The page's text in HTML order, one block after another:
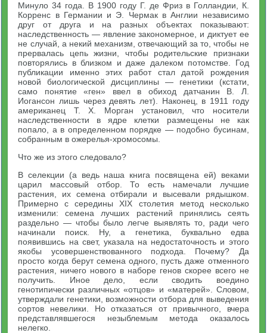
Минуло 34 года. В 1900 году Г. де Фриз в Голландии, К.
Корренс в Германии и Э. Чермак в Англии независимо
друг от друга и на разных объектах показывают:
наследственность — явление закономерное, и диктует ее
не случай, а некий механизм, отвечающий за то, чтобы не
прервалась цепь жизни, чтобы родительские признаки
повторялись в близком и даже далеком потомстве. Год
публикации именно этих работ стал датой рождения
новой биологической дисциплины — генетики (кстати,
само понятие «ген» ввел в обиход датчанин В. Л.
Иогансон лишь через девять лет). Наконец, в 1911 году
американец Т. X. Морган установил, что носители
наследственности в ядре клетки размещены не как
попало, а в определенном порядке — подобно бусинам,
собранным в ожерелья-хромосомы.
Что же из этого следовало?
В селекции (а ведь наша книга посвящена ей) веками
царил массовый отбор. То есть намечали лучшие
растения, их семена отбирали и высевали рядышком.
Примерно с середины XIX столетия метод несколько
изменили: семена лучших растений принялись сеять
раздельно — чтобы было легче выявлять то, ради чего
начинали поиск. Ну, а генетика, буквально едва
появившись на свет, указала на недостаточность и этого
якобы усовершенствованного подхода. Почему? Да
просто когда берут семена одного, пусть даже отменного
растения, ничего нового в наборе генов скорее всего не
получить. Иное дело, если сводить воедино
генотипически различных «отцов» и «матерей». Словом,
утверждали генетики, возможности отбора для выведения
сортов невелики. Но отказаться от привычного, вчера
представлявшегося незыблемым метода оказалось
нелегко.